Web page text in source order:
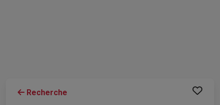
Recherche